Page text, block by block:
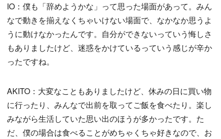
IO：僕も「辞めようかな」って思った場面があって。みん
なで動きを揃えなくちゃいけない場面で、なかなか思うよ
うに動けなかったんです。自分ができないっていう悔しさ
もありましたけど、迷惑をかけているっていう感じが辛か
ったですね。
AKITO：大変なこともありましたけど、休みの日に買い物
に行ったり、みんなで出前を取ってご飯を食べたり。楽し
みながら生活していた思い出のほうが多かったです。た
だ、僕の場合は食べることがめちゃくちゃ好きなので、お